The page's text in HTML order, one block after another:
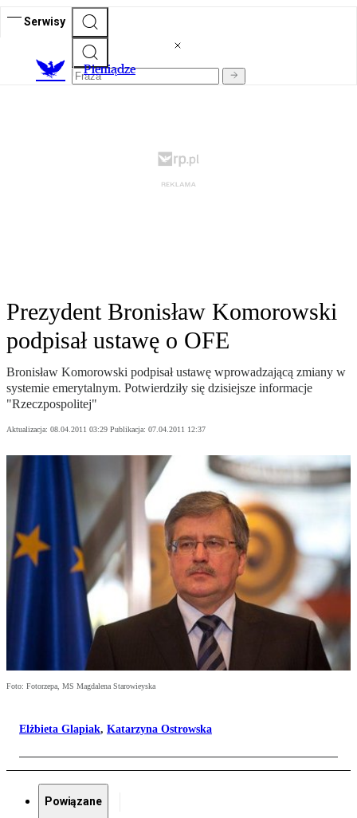
Serwisy
Pieniądze
Prezydent Bronisław Komorowski
podpisał ustawę o OFE
Bronisław Komorowski podpisał ustawę wprowadzającą zmiany w
systemie emerytalnym. Potwierdziły się dzisiejsze informacje
"Rzeczpospolitej"
Aktualizacja: 08.04.2011 03:29 Publikacja: 07.04.2011 12:37
Foto: Fotorzepa, MS Magdalena Starowieyska
Elżbieta Glapiak, Katarzyna Ostrowska
Powiązane